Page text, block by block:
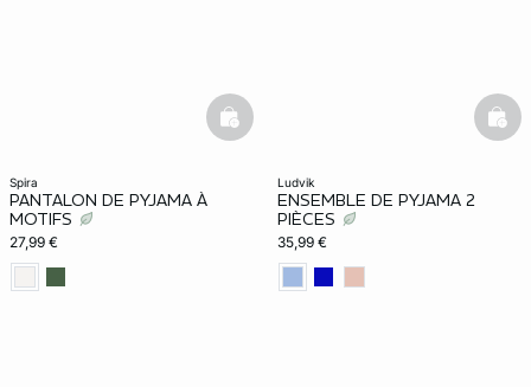
spira
PANTALON DE PYJAMA À
MOTIFS
27,99 €
basketfull
ludvik
ENSEMBLE DE PYJAMA 2
PIÈCES
35,99 €